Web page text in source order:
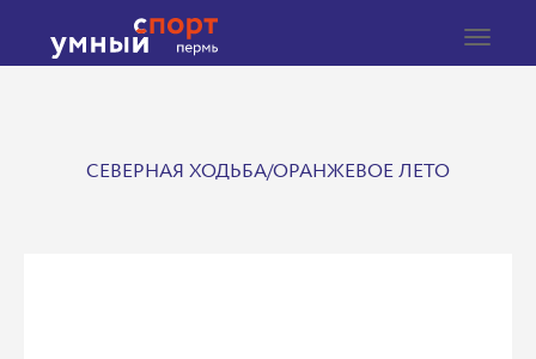
Toggle
СЕВЕРНАЯ ХОДЬБА/ОРАНЖЕВОЕ ЛЕТО